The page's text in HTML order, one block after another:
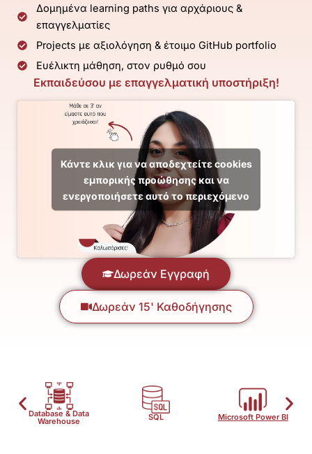
Δομημένα learning paths για αρχάριους &
επαγγελματίες
Projects με αξιολόγηση & έτοιμο GitHub portfolio
Ευέλικτη μάθηση, στον ρυθμό σου
Εκπαιδεύσου με επαγγελματική υποστήριξη!
Κάντε κλικ για να αποδεχτείτε cookies
εμπορικής προώθησης και να
ενεργοποιήσετε αυτό το περιεχόμενο
Δωρεάν Εγγραφή
Δωρεάν 15' Καθοδήγησης
SQL Microsoft Power BΙ Excel